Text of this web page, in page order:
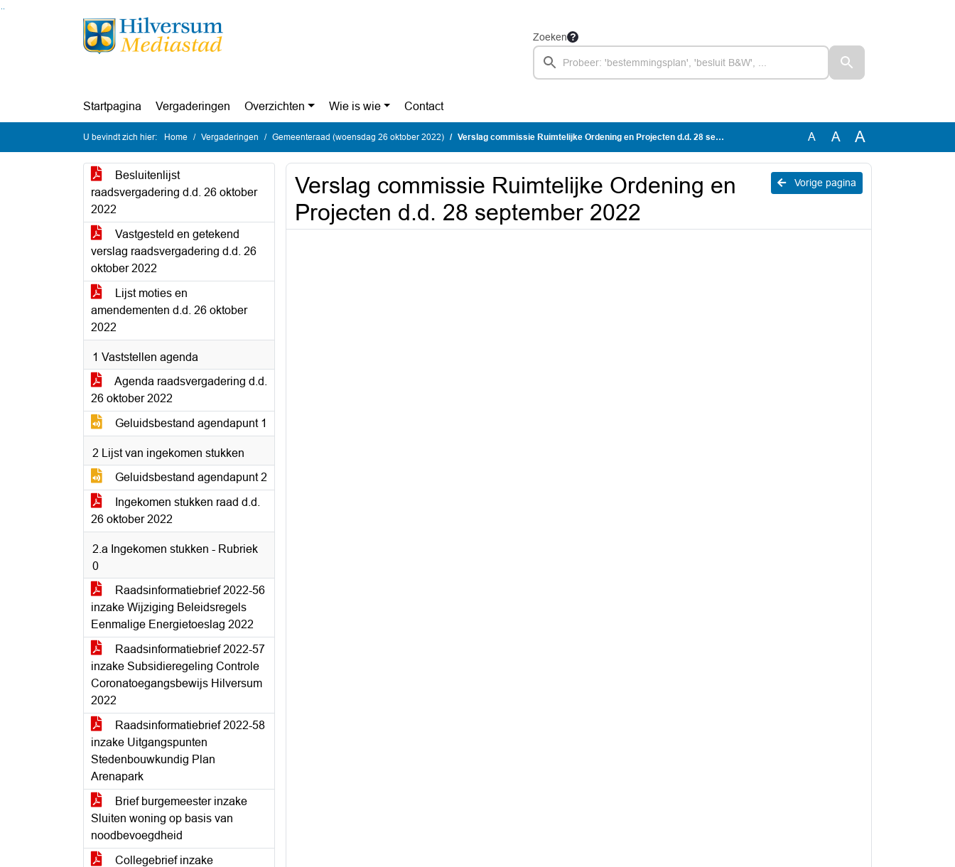
Ga naar de inhoud van deze pagina
Ga naar het zoeken
Ga naar het menu
Zoeken
Startpagina Vergaderingen Overzichten Wie is wie Contact
U bevindt zich hier: Home Vergaderingen Gemeenteraad (woensdag 26 oktober 2022) Verslag commissie Ruimtelijke Ordening en Projecten d.d. 28 september 2022 A A A
Besluitenlijst
raadsvergadering d.d. 26 oktober
2022
Vastgesteld en getekend
verslag raadsvergadering d.d. 26
oktober 2022
Lijst moties en
amendementen d.d. 26 oktober
2022
1 Vaststellen agenda
Agenda raadsvergadering d.d.
26 oktober 2022
Geluidsbestand agendapunt 1
2 Lijst van ingekomen stukken
Geluidsbestand agendapunt 2
Ingekomen stukken raad d.d.
26 oktober 2022
2.a Ingekomen stukken - Rubriek
0
Raadsinformatiebrief 2022-56
inzake Wijziging Beleidsregels
Eenmalige Energietoeslag 2022
Raadsinformatiebrief 2022-57
inzake Subsidieregeling Controle
Coronatoegangsbewijs Hilversum
2022
Raadsinformatiebrief 2022-58
inzake Uitgangspunten
Stedenbouwkundig Plan
Arenapark
Brief burgemeester inzake
Sluiten woning op basis van
noodbevoegdheid
Collegebrief inzake
Vorige pagina
Verslag commissie Ruimtelijke Ordening en
Projecten d.d. 28 september 2022